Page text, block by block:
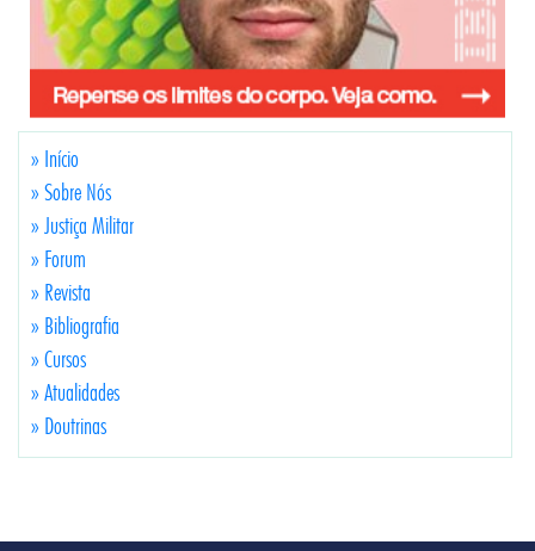
» Início
» Sobre Nós
» Justiça Militar
» Forum
» Revista
» Bibliografia
» Cursos
» Atualidades
» Doutrinas